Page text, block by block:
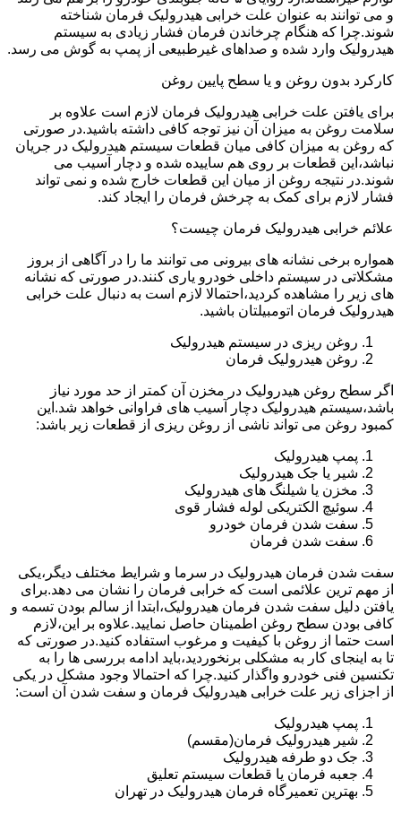
و می توانند به عنوان علت خرابی هیدرولیک فرمان شناخته
شوند.چرا که هنگام چرخاندن فرمان فشار زیادی به سیستم
هیدرولیک وارد شده و صداهای غیرطبیعی از پمپ به گوش می رسد.
کارکرد بدون روغن و یا سطح پایین روغن
برای یافتن علت خرابی هیدرولیک فرمان لازم است علاوه بر
سلامت روغن به میزان آن نیز توجه کافی داشته باشید.در صورتی
که روغن به میزان کافی میان قطعات سیستم هیدرولیک در جریان
نباشد،این قطعات بر روی هم ساییده شده و دچار آسیب می
شوند.در نتیجه روغن از میان این قطعات خارج شده و نمی تواند
فشار لازم برای کمک به چرخش فرمان را ایجاد کند.
علائم خرابی هیدرولیک فرمان چیست؟
همواره برخی نشانه های بیرونی می توانند ما را در آگاهی از بروز
مشکلاتی در سیستم داخلی خودرو یاری کنند.در صورتی که نشانه
های زیر را مشاهده کردید،احتمالا لازم است به دنبال علت خرابی
هیدرولیک فرمان اتومبیلتان باشید.
روغن ریزی در سیستم هیدرولیک
روغن هیدرولیک فرمان
اگر سطح روغن هیدرولیک در مخزن آن کمتر از حد مورد نیاز
باشد،سیستم هیدرولیک دچار آسیب های فراوانی خواهد شد.این
کمبود روغن می تواند ناشی از روغن ریزی از قطعات زیر باشد:
پمپ هیدرولیک
شیر یا جک هیدرولیک
مخزن یا شیلنگ های هیدرولیک
سوئیچ الکتریکی لوله فشار قوی
سفت شدن فرمان خودرو
سفت شدن فرمان
سفت شدن فرمان هیدرولیک در سرما و شرایط مختلف دیگر،یکی
از مهم ترین علائمی است که خرابی فرمان را نشان می دهد.برای
یافتن دلیل سفت شدن فرمان هیدرولیک،ابتدا از سالم بودن تسمه و
کافی بودن سطح روغن اطمینان حاصل نمایید.علاوه بر این،لازم
است حتما از روغن با کیفیت و مرغوب استفاده کنید.در صورتی که
تا به اینجای کار به مشکلی برنخوردید،باید ادامه بررسی ها را به
تکنسین فنی خودرو واگذار کنید.چرا که احتمالا وجود مشکل در یکی
از اجزای زیر علت خرابی هیدرولیک فرمان و سفت شدن آن است:
پمپ هیدرولیک
شیر هیدرولیک فرمان(مقسم)
جک دو طرفه هیدرولیک
جعبه فرمان یا قطعات سیستم تعلیق
بهترین تعمیرگاه فرمان هیدرولیک در تهران